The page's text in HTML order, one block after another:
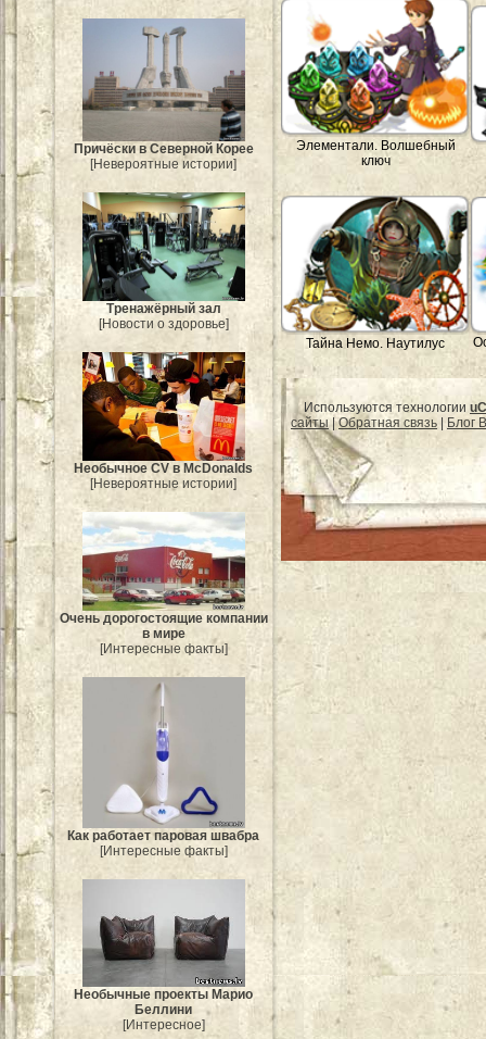
Причёски в Северной Корее
[Невероятные истории]
Тренажёрный зал
[Новости о здоровье]
Необычное CV в McDonalds
[Невероятные истории]
Очень дорогостоящие компании
в мире
[Интересные факты]
Как работает паровая швабра
[Интересные факты]
Необычные проекты Марио
Беллини
[Интересное]
Элементали. Волшебный
ключ
Тайна Немо. Наутилус
Используются технологии
сайты|Обратная связь Блог